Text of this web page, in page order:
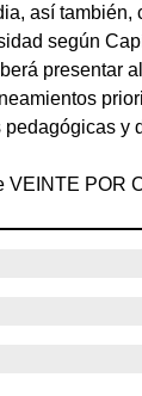
así también,
según
presentar
POR